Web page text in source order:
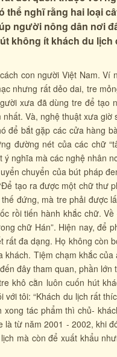
nghĩ rằng hai loại
người nông dân nơi
không ít khách du lịch
con người Việt Nam. Ví
nhưng rất dẻo dai, tre
xưa đã dùng tre để tạo
Và, nghệ thuật xưa
để bắt gặp các cửa hàng
đường nét của các chữ
nghĩa mà các nghệ nhân
chuyển của bút pháp
tạo ra được một chữ thư
đứng, mà tre phải được
rồi tiến hành khắc chữ.
chữ Hán”. Hiện nay, để
đa dạng. Họ không còn
Tiệm chạm khắc
đây tham quan, phần
khô cằn luôn cuốn hút
tôi: “Khách du lịch rất
tác phẩm thì chủ-
từ năm 2001 - 2002, khi
mà còn để xuất khẩu